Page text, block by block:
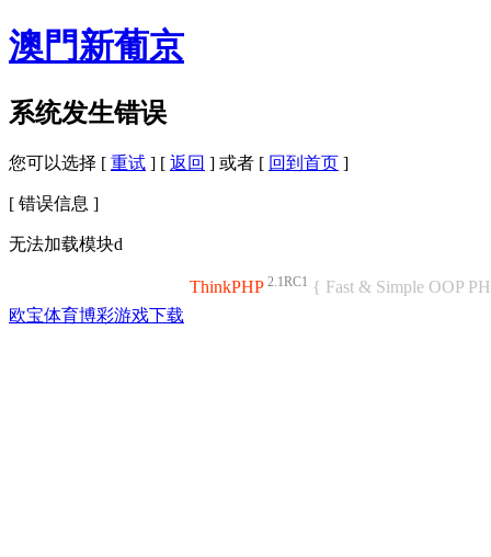
澳門新葡京
系统发生错误
您可以选择 [ 重试 ] [ 返回 ] 或者 [ 回到首页 ]
[ 错误信息 ]
无法加载模块d
ThinkPHP 2.1RC1 { Fast & Simple OOP
欧宝体育博彩游戏下载